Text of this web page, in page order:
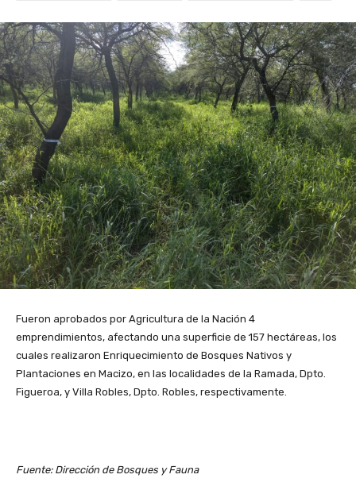
Fueron aprobados por Agricultura de la Nación 4
emprendimientos, afectando una superficie de 157 hectáreas, los
cuales realizaron Enriquecimiento de Bosques Nativos y
Plantaciones en Macizo, en las localidades de la Ramada, Dpto.
Figueroa, y Villa Robles, Dpto. Robles, respectivamente.
Fuente: Dirección de Bosques y Fauna